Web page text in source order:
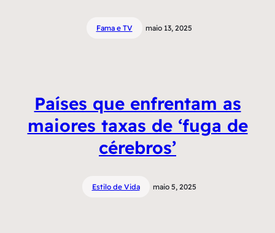
Fama e TV maio 13, 2025
Países que enfrentam as
maiores taxas de ‘fuga de
cérebros’
Estilo de Vida maio 5, 2025